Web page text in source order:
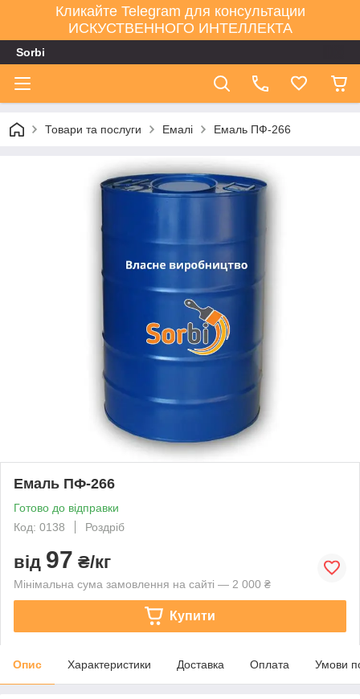
Кликайте Telegram для консультации
ИСКУСТВЕННОГО ИНТЕЛЛЕКТА
Sorbi
Товари та послуги Емалі Емаль ПФ-266
Емаль ПФ-266
Готово до відправки
Код: 0138
Роздріб
від 97 ₴/кг
Мінімальна сума замовлення на сайті — 2 000 ₴
Купити
Опис Характеристики Доставка Оплата Умови